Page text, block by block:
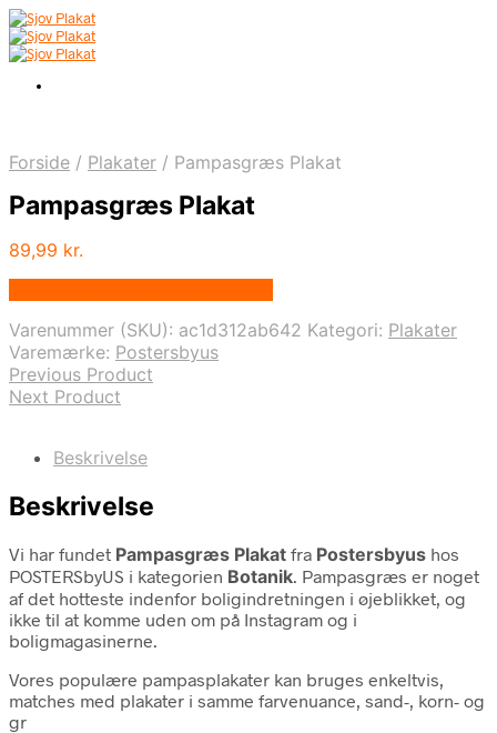
Forside / Plakater / Pampasgræs Plakat
Pampasgræs Plakat
89,99 kr.
Varenummer (SKU): ac1d312ab642 Kategori: Plakater
Varemærke: Postersbyus
Previous Product
Next Product
Beskrivelse
Beskrivelse
Vi har fundet Pampasgræs Plakat fra Postersbyus hos
POSTERSbyUS i kategorien Botanik. Pampasgræs er noget
af det hotteste indenfor boligindretningen i øjeblikket, og
ikke til at komme uden om på Instagram og i
boligmagasinerne.
Vores populære pampasplakater kan bruges enkeltvis,
matches med plakater i samme farvenuance, sand-, korn- og
gr